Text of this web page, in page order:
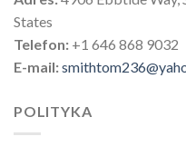
States
Telefon: +1 646 868 9032
E-mail:
POLITYKA